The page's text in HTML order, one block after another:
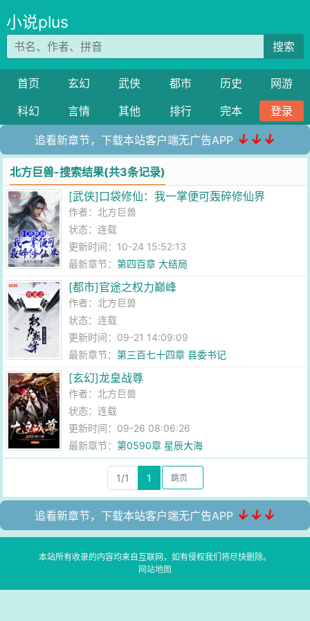
小说plus
搜索
首页 玄幻 武侠 都市 历史
网游
科幻
言情 其他 排行 完本 登录
追看新章节，下载本站客户端无广告APP ↓↓↓
北方巨兽-搜索结果(共3条记录)
[武侠]口袋修仙：我一掌便可轰碎修仙界
作者： 北方巨兽
状态：连载
更新时间：10-24 15:52:13
最新章节：第四百章 大结局
[都市]官途之权力巅峰
作者： 北方巨兽
状态：连载
更新时间：09-21 14:09:09
最新章节：第三百七十四章 县委书记
[玄幻]龙皇战尊
作者： 北方巨兽
状态：连载
更新时间：09-26 08:06:26
最新章节：第0590章 星辰大海
1/1 1
追看新章节，下载本站客户端无广告APP ↓↓↓
本站所有收录的内容均来自互联网，如有侵权我们将尽快删除。
网站地图